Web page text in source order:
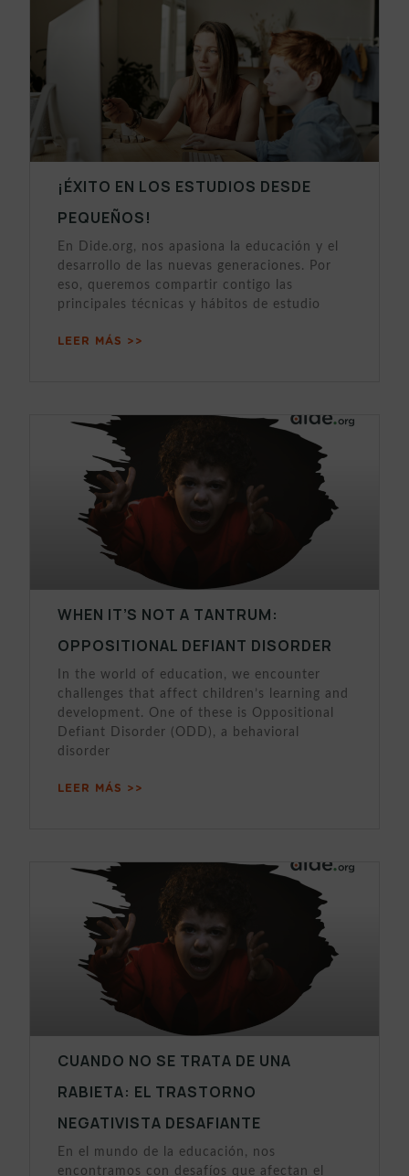
¡ÉXITO EN LOS ESTUDIOS DESDE
PEQUEÑOS!
En Dide.org, nos apasiona la educación y el
desarrollo de las nuevas generaciones. Por
eso, queremos compartir contigo las
principales técnicas y hábitos de estudio
LEER MÁS >>
WHEN IT’S NOT A TANTRUM:
OPPOSITIONAL DEFIANT DISORDER
In the world of education, we encounter
challenges that affect children’s learning and
development. One of these is Oppositional
Defiant Disorder (ODD), a behavioral
disorder
LEER MÁS >>
CUANDO NO SE TRATA DE UNA
RABIETA: EL TRASTORNO
NEGATIVISTA DESAFIANTE
En el mundo de la educación, nos
encontramos con desafíos que afectan el